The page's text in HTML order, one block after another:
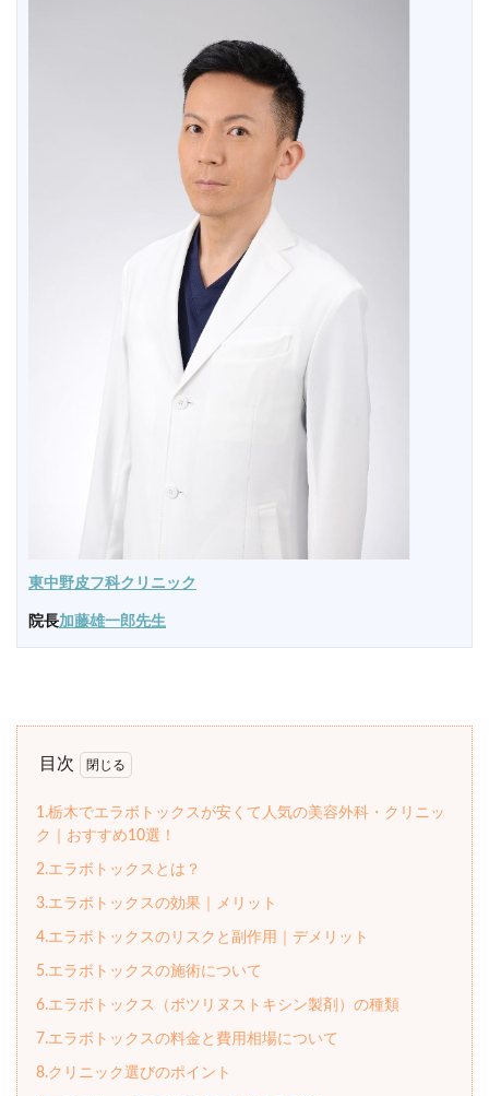
東中野皮フ科クリニック
院長加藤雄一郎先生
目次
1.栃木でエラボトックスが安くて人気の美容外科・クリニッ
ク｜おすすめ10選！
2.エラボトックスとは？
3.エラボトックスの効果｜メリット
4.エラボトックスのリスクと副作用｜デメリット
5.エラボトックスの施術について
6.エラボトックス（ボツリヌストキシン製剤）の種類
7.エラボトックスの料金と費用相場について
8.クリニック選びのポイント